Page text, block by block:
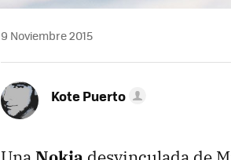
9 Noviembre 2015
Kote Puerto